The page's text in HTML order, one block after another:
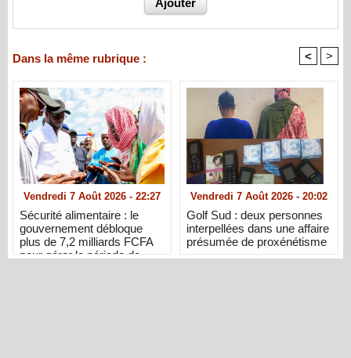
Dans la même rubrique : < >
Vendredi 7 Août 2026 - 22:27
Sécurité alimentaire : le
gouvernement débloque
plus de 7,2 milliards FCFA
pour gérer la période de
Vendredi 7 Août 2026 - 20:02
Golf Sud : deux personnes
interpellées dans une affaire
présumée de proxénétisme